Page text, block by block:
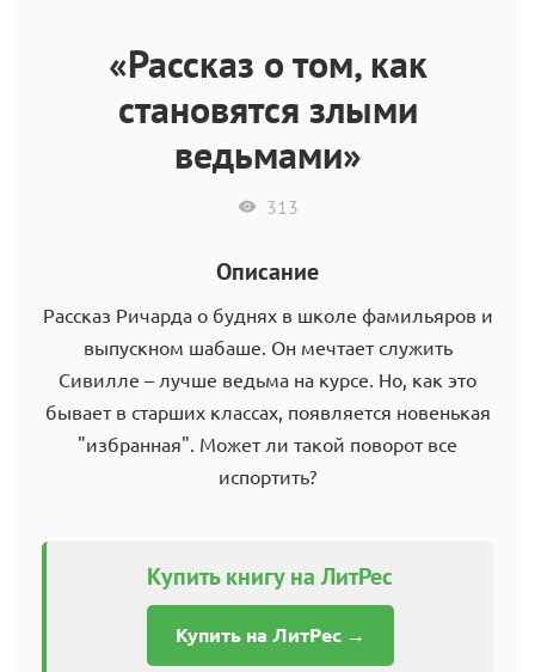
«Рассказ о том, как
становятся злыми
ведьмами»
313
Описание
Рассказ Ричарда о буднях в школе фамильяров и
выпускном шабаше. Он мечтает служить
Сивилле – лучше ведьма на курсе. Но, как это
бывает в старших классах, появляется новенькая
"избранная". Может ли такой поворот все
испортить?
Купить книгу на ЛитРес
Купить на ЛитРес →